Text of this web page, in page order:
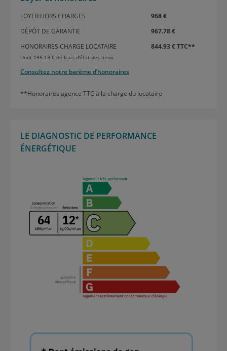
LOYER HORS CHARGES
968 €
DÉPÔT DE GARANTIE
967.78 €
HONORAIRES CHARGE LOCATAIRE
844.93 € TTC**
Dont 195.13 € de frais d'état des lieux.
Consultez notre barème d’honoraires
**Honoraires agence TTC à la charge du locataire
LE DIAGNOSTIC DE PERFORMANCE
ÉNERGÉTIQUE
64 12*